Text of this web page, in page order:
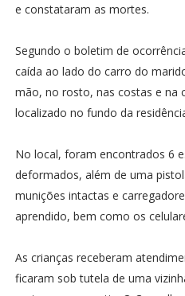
e constataram as mortes.
Segundo o boletim de
caída ao lado do carro do
mão, no rosto, nas costas e na
localizado no fundo da
No local, foram encontrados 6
deformados, além de uma
munições intactas e
aprendido, bem como os
As crianças receberam
ficaram sob tutela de uma